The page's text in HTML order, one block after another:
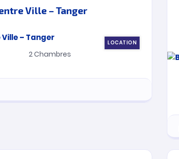
Ville – Tanger
LOCATION
2Chambres